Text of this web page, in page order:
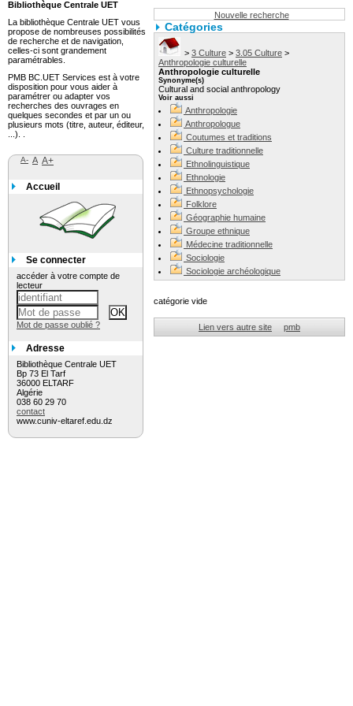
Nouvelle recherche
Catégories
> 3 Culture > 3.05 Culture >
Anthropologie culturelle
Anthropologie culturelle
Synonyme(s)
Cultural and social anthropology
Voir aussi
Anthropologie
Anthropologue
Coutumes et traditions
Culture traditionnelle
Ethnolinguistique
Ethnologie
Ethnopsychologie
Folklore
Géographie humaine
Groupe ethnique
Médecine traditionnelle
Sociologie
Sociologie archéologique
catégorie vide
Lien vers autre site pmb
Bibliothèque Centrale UET
La bibliothèque Centrale UET vous
propose de nombreuses possibilités
de recherche et de navigation,
celles-ci sont grandement
paramétrables.
PMB BC.UET Services est à votre
disposition pour vous aider à
paramétrer ou adapter vos
recherches des ouvrages en
quelques secondes et par un ou
plusieurs mots (titre, auteur, éditeur,
...). .
A- A A+
Accueil
Se connecter
accéder à votre compte de
lecteur
Mot de passe oublié ?
Adresse
Bibliothèque Centrale UET
Bp 73 El Tarf
36000 ELTARF
Algérie
038 60 29 70
contact
www.cuniv-eltaref.edu.dz